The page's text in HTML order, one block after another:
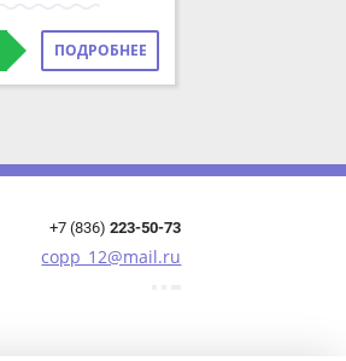
copp_12@mail.ru